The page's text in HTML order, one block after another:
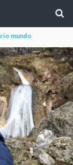
mundo